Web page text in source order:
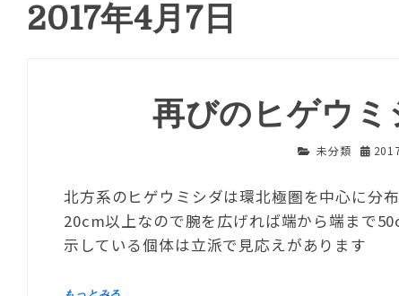
2017年4月7日
再びのヒゲウ
未分類
北方系のヒゲウミシダは環北極圏を中心に分
20cm以上なので腕を広げれば端から端まで
示している個体は立派で見応えがあります